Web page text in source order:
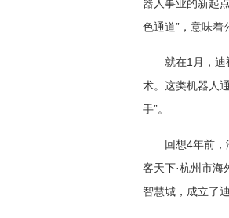
器人事业的新起
色通道”，意味着
就在1月，迪
术。这类机器人
手”。
回想4年前，
客天下·杭州市海
智慧城，成立了